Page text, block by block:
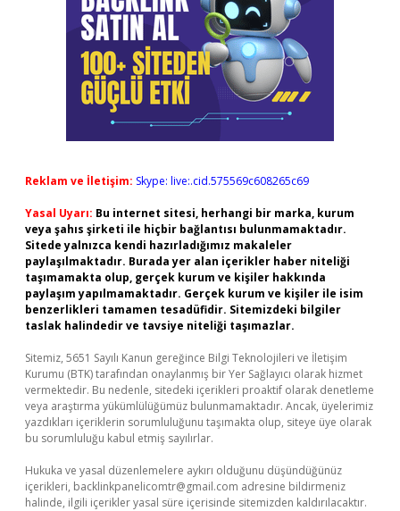
Reklam ve İletişim: Skype: live:.cid.575569c608265c69
Yasal Uyarı: Bu internet sitesi, herhangi bir marka, kurum
veya şahıs şirketi ile hiçbir bağlantısı bulunmamaktadır.
Sitede yalnızca kendi hazırladığımız makaleler
paylaşılmaktadır. Burada yer alan içerikler haber niteliği
taşımamakta olup, gerçek kurum ve kişiler hakkında
paylaşım yapılmamaktadır. Gerçek kurum ve kişiler ile isim
benzerlikleri tamamen tesadüfidir. Sitemizdeki bilgiler
taslak halindedir ve tavsiye niteliği taşımazlar.
Sitemiz, 5651 Sayılı Kanun gereğince Bilgi Teknolojileri ve İletişim
Kurumu (BTK) tarafından onaylanmış bir Yer Sağlayıcı olarak hizmet
vermektedir. Bu nedenle, sitedeki içerikleri proaktif olarak denetleme
veya araştırma yükümlülüğümüz bulunmamaktadır. Ancak, üyelerimiz
yazdıkları içeriklerin sorumluluğunu taşımakta olup, siteye üye olarak
bu sorumluluğu kabul etmiş sayılırlar.
Hukuka ve yasal düzenlemelere aykırı olduğunu düşündüğünüz
içerikleri, backlinkpanelicomtr@gmail.com adresine bildirmeniz
halinde, ilgili içerikler yasal süre içerisinde sitemizden kaldırılacaktır.